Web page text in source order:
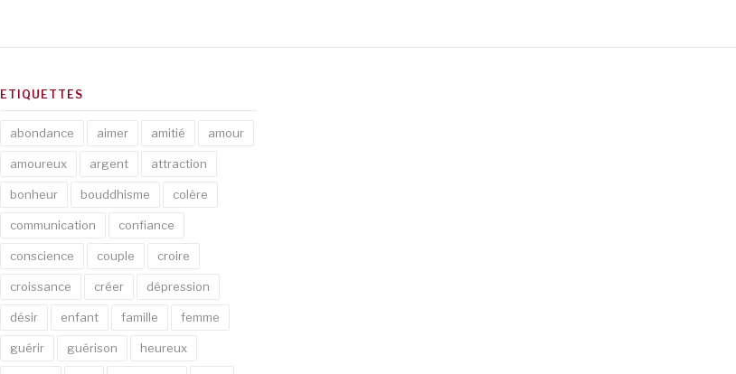
ETIQUETTES
abondance aimer amitié amour
amoureux argent attraction
bonheur bouddhisme colère
communication confiance
conscience couple croire
croissance créer dépression
désir enfant famille femme
guérir guérison heureux